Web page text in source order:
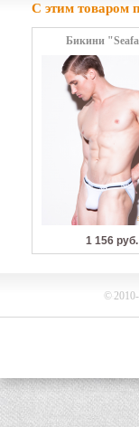
С этим товаром
Бикини
1 156 руб.
©